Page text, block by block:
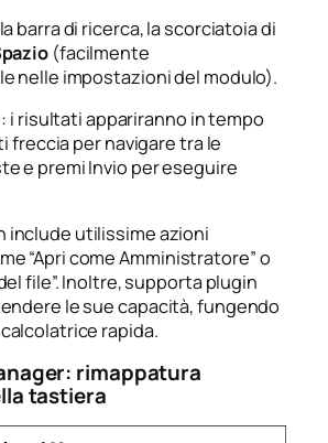
barra di ricerca, la scorciatoia di
(facilmente
nelle impostazioni del modulo).
i risultati appariranno in tempo
freccia per navigare tra le
e premi Invio per eseguire
include utilissime azioni
“Apri come Amministratore” o
file”. Inoltre, supporta plugin
le sue capacità, fungendo
rapida.
rimappatura
tastiera